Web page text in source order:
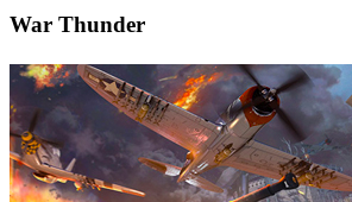
War Thunder